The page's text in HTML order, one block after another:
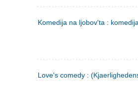
Komedija na ljobov'ta :
Love's comedy :